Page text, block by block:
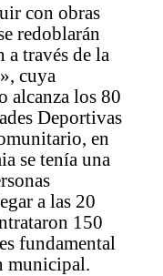
con obras
redoblarán
a través de la
cuya
alcanza los 80
Deportivas
en
se tenía una
a las 20
150
fundamental
municipal.